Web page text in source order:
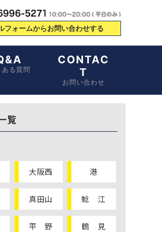
フォームからお問い合わせする
ある質問
CONTAC
T
お問い合わせ
覧
大阪西 港
真田山 鯰 江
平 野 鶴 見